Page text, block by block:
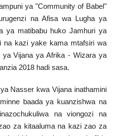
ya "Community of Babel"
na Afisa wa Lugha ya
ya matibabu huko Jamhuri ya
na kazi yake kama mtafsiri wa
Vijana ya Afrika - Wizara ya
2018 hadi sasa.
Nasser kwa Vijana inathamini
baada ya kuanzishwa na
na viongozi na
za kitaaluma na kazi zao za